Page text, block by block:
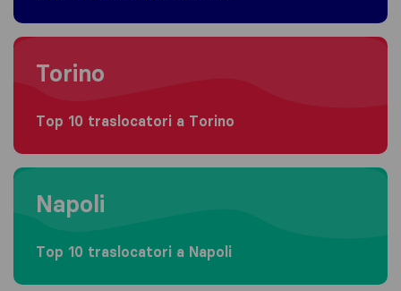
Moving to Torino
Torino
Top 10 traslocatori a Torino
Moving to Napoli
Napoli
Top 10 traslocatori a Napoli